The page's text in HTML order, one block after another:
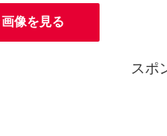
像を見る
スポ